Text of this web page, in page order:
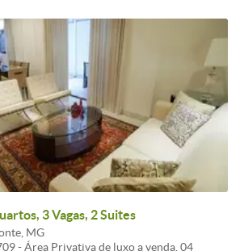
3 Vagas, 2 Suites
MG
- Área Privativa de luxo a venda, 04